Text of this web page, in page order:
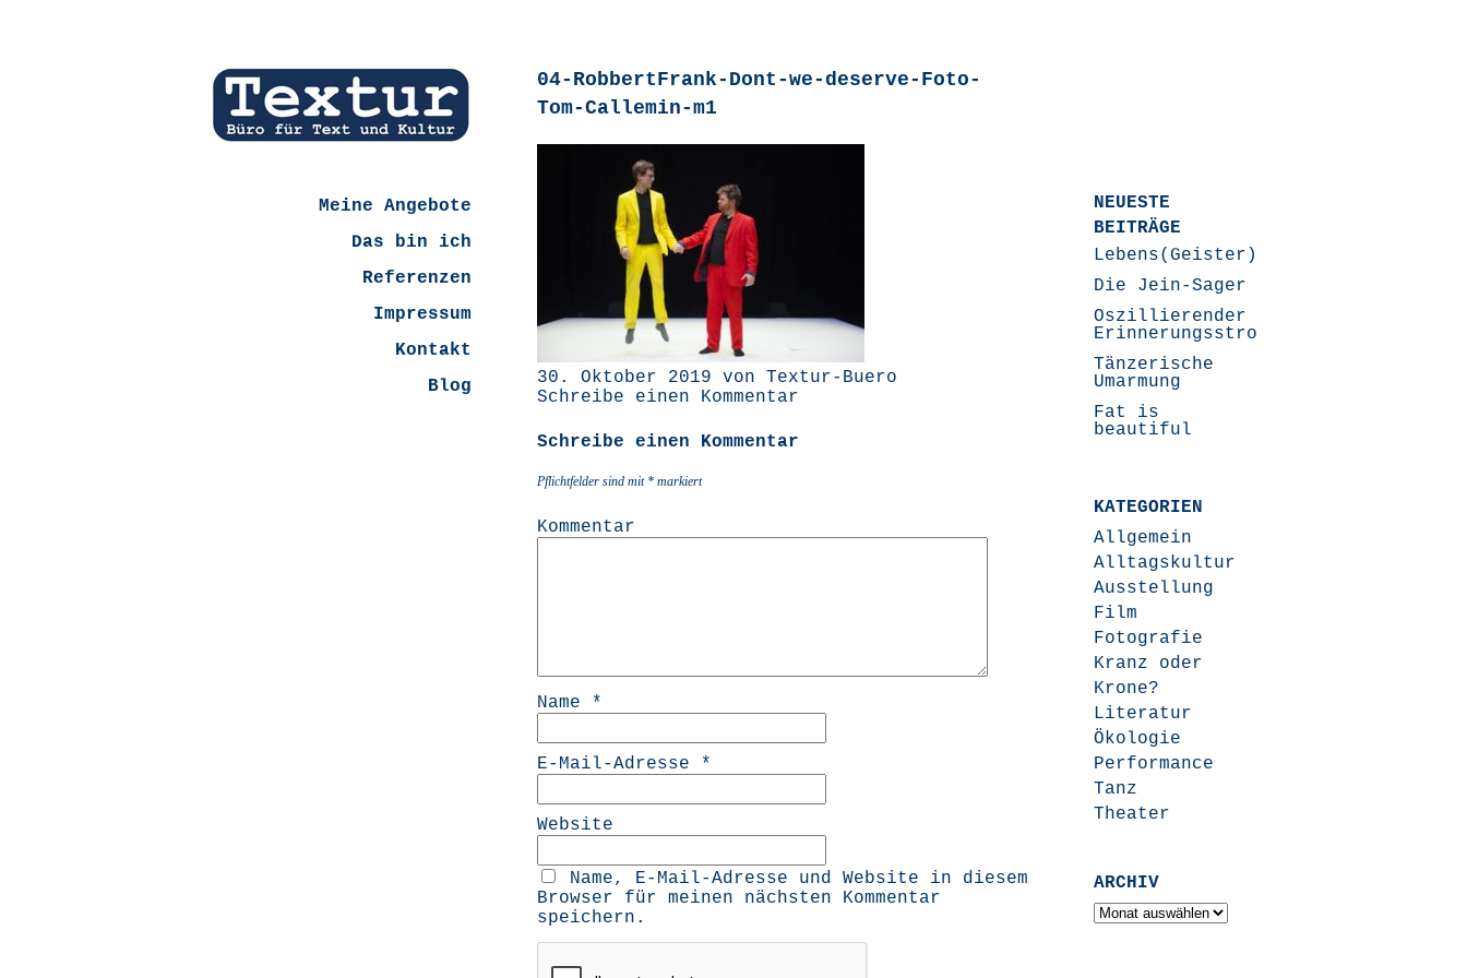
Meine Angebote
Das bin ich
Referenzen
Impressum
Kontakt
Blog
04-RobbertFrank-Dont-we-deserve-Foto-
Tom-Callemin-m1
30. Oktober 2019 von Textur-Buero
Schreibe einen Kommentar
Schreibe einen Kommentar
Pflichtfelder sind mit * markiert
Kommentar
Name *
E-Mail-Adresse *
Website
Name, E-Mail-Adresse und Website in diesem
Browser für meinen nächsten Kommentar
speichern.
NEUESTE
BEITRÄGE
Lebens(Geister)Geschichten
Die Jein-Sager
Oszillierender
Erinnerungsstrom
Tänzerische
Umarmung
Fat is
beautiful
KATEGORIEN
Allgemein
Alltagskultur
Ausstellung
Film
Fotografie
Kranz oder
Krone?
Literatur
Ökologie
Performance
Tanz
Theater
ARCHIV
Archiv